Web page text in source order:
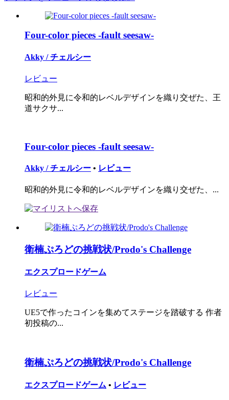
Four-color pieces -fault seesaw-
Akky / チェルシー
レビュー
昭和的外見に令和的レベルデザインを織り交ぜた、王
道サクサ...
Four-color pieces -fault seesaw-
Akky / チェルシー • レビュー
昭和的外見に令和的レベルデザインを織り交ぜた、...
衛楠ぷろどの挑戦状/Prodo's Challenge
エクスプロードゲーム
レビュー
UE5で作ったコインを集めてステージを踏破する 作者
初投稿の...
衛楠ぷろどの挑戦状/Prodo's Challenge
エクスプロードゲーム • レビュー